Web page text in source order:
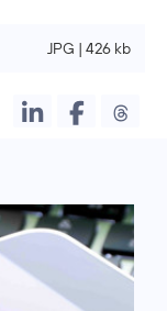
JPG | 426 kb